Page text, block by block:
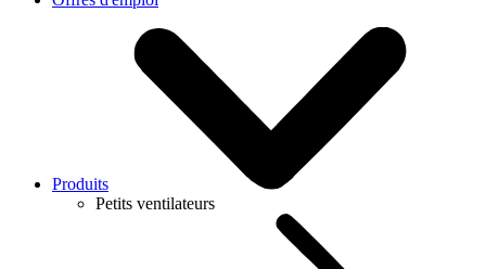
Produits
Petits ventilateurs